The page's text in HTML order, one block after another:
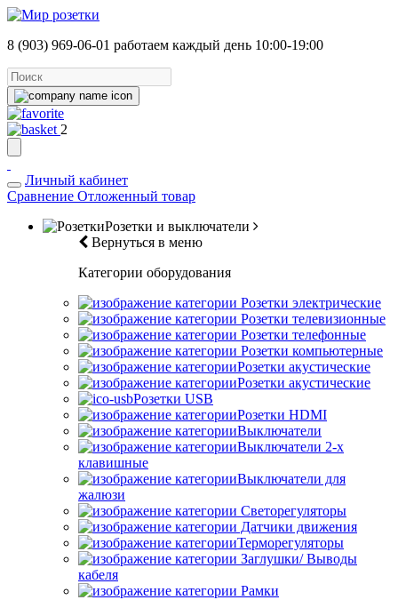
8 (903) 969-06-01 работаем каждый день 10:00-19:00
2
Личный кабинет
Сравнение Отложенный товар
Розетки и выключатели
Вернуться в меню
Категории оборудования
Розетки электрические
Розетки телевизионные
Розетки телефонные
Розетки компьютерные
Розетки акустические
Розетки акустические
Розетки USB
Розетки HDMI
Выключатели
Выключатели 2-х
клавишные
Выключатели для
жалюзи
Светорегуляторы
Датчики движения
Терморегуляторы
Заглушки/ Выводы
кабеля
Рамки